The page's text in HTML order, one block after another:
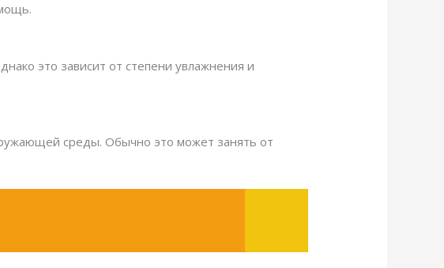
это зависит от степени увлажнения и
среды. Обычно это может занять от